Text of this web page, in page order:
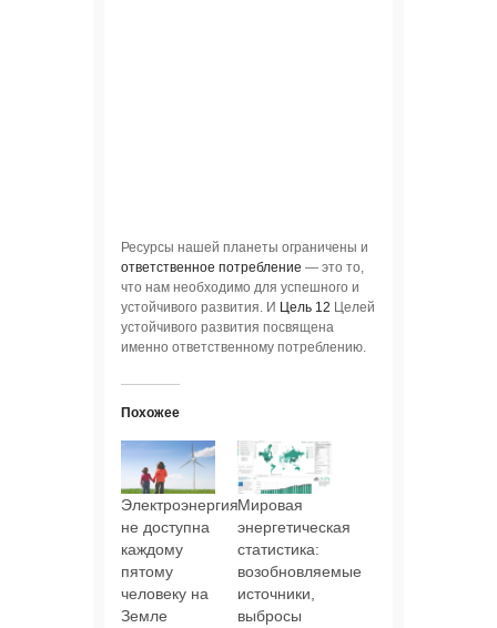
Ресурсы нашей планеты ограничены и
ответственное потребление — это то,
что нам необходимо для успешного и
устойчивого развития. И Цель 12 Целей
устойчивого развития посвящена
именно ответственному потреблению.
Похожее
Электроэнергия
не доступна
каждому
пятому
человеку на
Земле
Мировая
энергетическая
статистика:
возобновляемые
источники,
выбросы